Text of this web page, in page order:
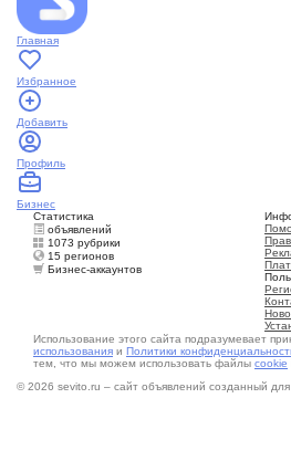
Главная
Избранное
Добавить
Профиль
Бизнес
Статистика
объявлений
1073 рубрики
15 регионов
Бизнес-аккаунтов
Использование этого сайта подразумевает
использования и Политики
тем, что мы можем использовать файлы cookie
© 2026 sevito.ru – сайт объявлений созданный